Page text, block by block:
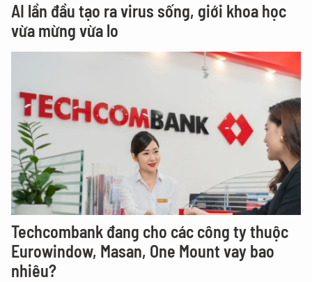
AI lần đầu tạo ra virus sống, giới khoa học
vừa mừng vừa lo
Techcombank đang cho các công ty thuộc
Eurowindow, Masan, One Mount vay bao
nhiêu?